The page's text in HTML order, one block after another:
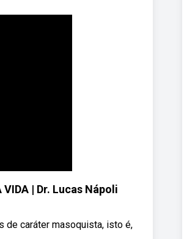
VIDA | Dr. Lucas Nápoli
de caráter masoquista, isto é,